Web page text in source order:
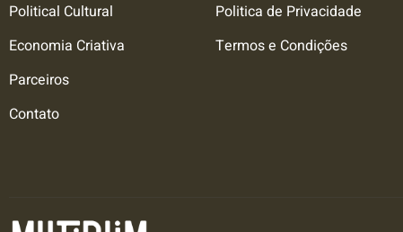
Political Cultural
Economia Criativa
Parceiros
Contato
Politica de Privacidade
Termos e Condições